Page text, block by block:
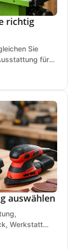
richtig
Sie
für
auswählen
Werkstatt